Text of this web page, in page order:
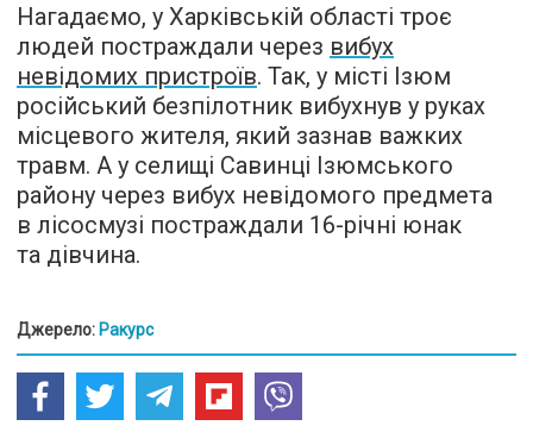
Нагадаємо, у Харківській області троє
людей постраждали через вибух
невідомих пристроїв. Так, у місті Ізюм
російський безпілотник вибухнув у руках
місцевого жителя, який зазнав важких
травм. А у селищі Савинці Ізюмського
району через вибух невідомого предмета
в лісосмузі постраждали 16-річні юнак
та дівчина.
Джерело: Ракурс